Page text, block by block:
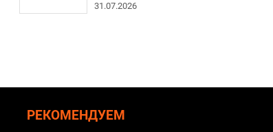
31.07.2026
РЕКОМЕНДУЕМ